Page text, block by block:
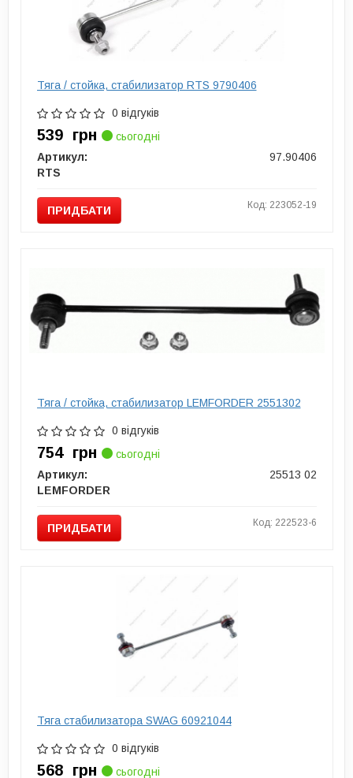
Тяга / стойка, стабилизатор RTS 9790406
0 відгуків
539 грн
сьогодні
Артикул:
97.90406
RTS
ПРИДБАТИ Код: 223052-19
Тяга / стойка, стабилизатор LEMFORDER 2551302
0 відгуків
754 грн
сьогодні
Артикул:
25513 02
LEMFORDER
ПРИДБАТИ Код: 222523-6
Тяга стабилизатора SWAG 60921044
0 відгуків
568 грн сьогодні